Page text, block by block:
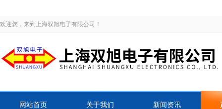
欢迎您，来到上海双旭电子有限公司！
网站首页 关于我们 新闻资讯